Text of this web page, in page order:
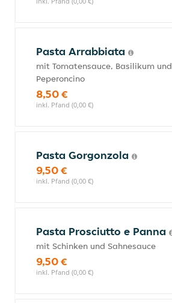
Pasta Arrabbiata
mit Tomatensauce, Basilikum und
Peperoncino
8,50 €
inkl. Pfand (0,00 €)
Pasta Gorgonzola
9,50 €
inkl. Pfand (0,00 €)
Pasta Prosciutto e Panna
mit Schinken und Sahnesauce
9,50 €
inkl. Pfand (0,00 €)